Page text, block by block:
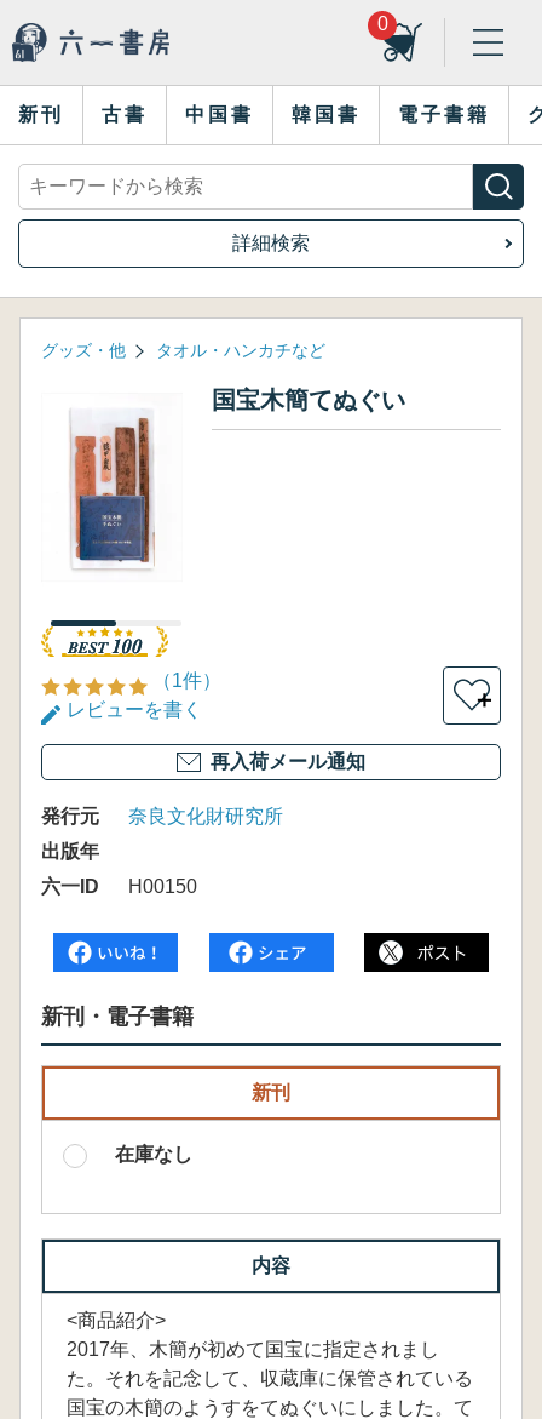
0
新刊 古書 中国書 韓国書 電子書籍
詳細検索
グッズ・他 タオル・ハンカチなど
国宝木簡てぬぐい
（1件）
レビューを書く
＋
再入荷メール通知
発行元
奈良文化財研究所
出版年
六一ID
H00150
新刊・電子書籍
新刊
在庫なし
内容
<商品紹介>
2017年、木簡が初めて国宝に指定されまし
た。それを記念して、収蔵庫に保管されている
国宝の木簡のようすをてぬぐいにしました。て